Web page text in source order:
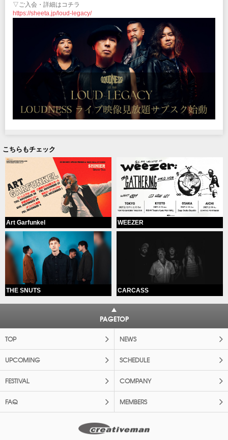
▽ご入会・詳細はコチラ
https://sheeta.jp/loud-legacy/
こちらもチェック
Art Garfunkel WEEZER
THE SNUTS CARCASS
PAGETOP
TOP NEWS
UPCOMING SCHEDULE
FESTIVAL COMPANY
FAQ MEMBERS